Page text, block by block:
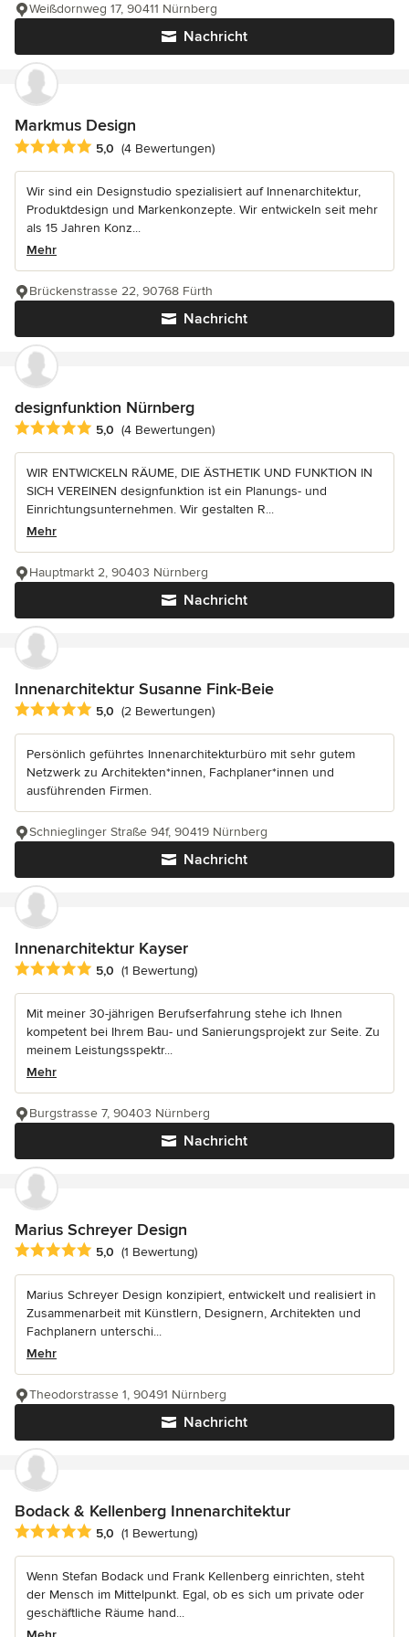
Nachricht
Weißdornweg 17, 90411 Nürnberg
Markmus Design
Durchschnittliche Bewertung: 5 von 5 Sternen
5,0 (4 Bewertungen)
Wir sind ein Designstudio spezialisiert auf Innenarchitektur,
Produktdesign und Markenkonzepte. Wir entwickeln seit mehr
als 15 Jahren Konz...
Mehr
Nachricht
Brückenstrasse 22, 90768 Fürth
designfunktion Nürnberg
Durchschnittliche Bewertung: 5 von 5 Sternen
5,0 (4 Bewertungen)
WIR ENTWICKELN RÄUME, DIE ÄSTHETIK UND FUNKTION IN
SICH VEREINEN designfunktion ist ein Planungs- und
Einrichtungsunternehmen. Wir gestalten R...
Mehr
Nachricht
Hauptmarkt 2, 90403 Nürnberg
Innenarchitektur Susanne Fink-Beie
Durchschnittliche Bewertung: 5 von 5 Sternen
5,0 (2 Bewertungen)
Persönlich geführtes Innenarchitekturbüro mit sehr gutem
Netzwerk zu Architekten*innen, Fachplaner*innen und
ausführenden Firmen.
Nachricht
Schnieglinger Straße 94f, 90419 Nürnberg
Innenarchitektur Kayser
Durchschnittliche Bewertung: 5 von 5 Sternen
5,0 (1 Bewertung)
Mit meiner 30-jährigen Berufserfahrung stehe ich Ihnen
kompetent bei Ihrem Bau- und Sanierungsprojekt zur Seite. Zu
meinem Leistungsspektr...
Mehr
Nachricht
Burgstrasse 7, 90403 Nürnberg
Marius Schreyer Design
Durchschnittliche Bewertung: 5 von 5 Sternen
5,0 (1 Bewertung)
Marius Schreyer Design konzipiert, entwickelt und realisiert in
Zusammenarbeit mit Künstlern, Designern, Architekten und
Fachplanern unterschi...
Mehr
Nachricht
Theodorstrasse 1, 90491 Nürnberg
Bodack & Kellenberg Innenarchitektur
Durchschnittliche Bewertung: 5 von 5 Sternen
5,0 (1 Bewertung)
Wenn Stefan Bodack und Frank Kellenberg einrichten, steht
der Mensch im Mittelpunkt. Egal, ob es sich um private oder
geschäftliche Räume hand...